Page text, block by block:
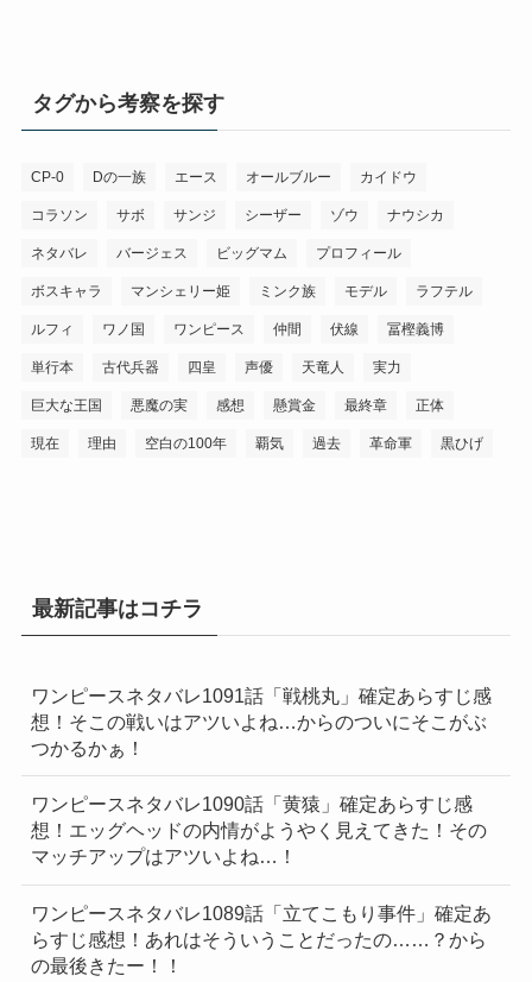
タグから考察を探す
CP-0 Dの一族 エース オールブルー カイドウ
コラソン サボ サンジ シーザー ゾウ ナウシカ
ネタバレ バージェス ビッグマム プロフィール
ボスキャラ マンシェリー姫 ミンク族 モデル ラフテル
ルフィ ワノ国 ワンピース 仲間 伏線 冨樫義博
単行本 古代兵器 四皇 声優 天竜人 実力
巨大な王国 悪魔の実 感想 懸賞金 最終章 正体
現在 理由 空白の100年 覇気 過去 革命軍 黒ひげ
最新記事はコチラ
ワンピースネタバレ1091話「戦桃丸」確定あらすじ感
想！そこの戦いはアツいよね…からのついにそこがぶ
つかるかぁ！
ワンピースネタバレ1090話「黄猿」確定あらすじ感
想！エッグヘッドの内情がようやく見えてきた！その
マッチアップはアツいよね…！
ワンピースネタバレ1089話「立てこもり事件」確定あ
らすじ感想！あれはそういうことだったの……？から
の最後きたー！！